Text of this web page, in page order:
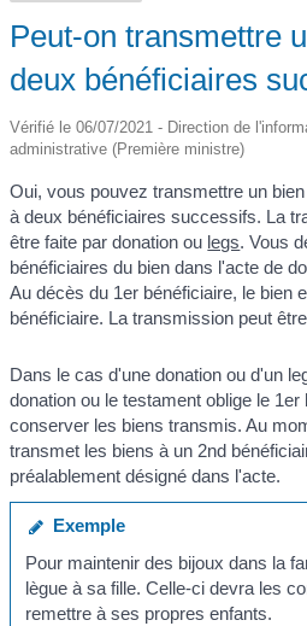
Peut-on transmettre
deux bénéficiaires
Vérifié le 06/07/2021 - Direction de
administrative (Première ministre)
Oui, vous pouvez transmettre un
à deux bénéficiaires successifs. La
être faite par donation ou legs. Vous
bénéficiaires du bien dans l'acte de
Au décès du 1er bénéficiaire, le bien
bénéficiaire. La transmission peut
Dans le cas d'une donation ou d'un
donation ou le testament oblige le 1er
conserver les biens transmis. Au
transmet les biens à un 2nd
préalablement désigné dans l'acte.
Exemple
Pour maintenir des bijoux dans la
lègue à sa fille. Celle-ci devra les
remettre à ses propres enfants.